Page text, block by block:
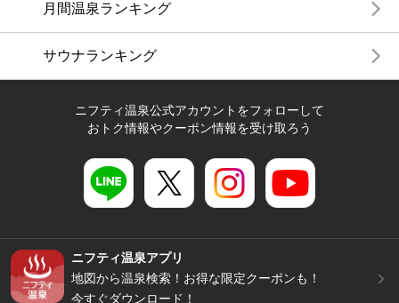
月間温泉ランキング
サウナランキング
ニフティ温泉公式アカウントをフォローして
おトク情報やクーポン情報を受け取ろう
ニフティ温泉アプリ
地図から温泉検索！お得な限定クーポンも！
今すぐダウンロード！